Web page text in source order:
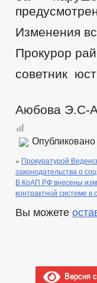
Изменения
Прокурор
А.В.
Аюбова Э.С-
Опубликовано
« Прокуратурой
законодательства о
В КоАП РФ внесены
контрактной системе в
Вы можете
Версия